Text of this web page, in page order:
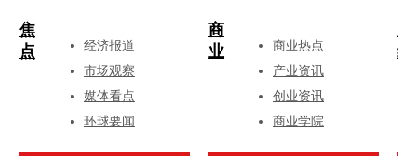
焦
点
经济报道
市场观察
媒体看点
环球要闻
商
业
商业热点
产业资讯
创业资讯
商业学院